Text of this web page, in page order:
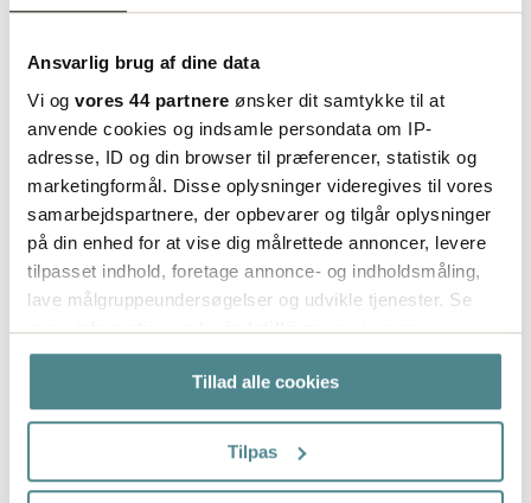
Ansvarlig brug af dine data
Vi og vores 44 partnere ønsker dit samtykke til at
anvende cookies og indsamle persondata om IP-
adresse, ID og din browser til præferencer, statistik og
marketingformål. Disse oplysninger videregives til vores
samarbejdspartnere, der opbevarer og tilgår oplysninger
på din enhed for at vise dig målrettede annoncer, levere
tilpasset indhold, foretage annonce- og indholdsmåling,
lave målgruppeundersøgelser og udvikle tjenester. Se
mere information underindstillingerog i vores
persondatapolitik. Du kan altid trække dit samtykke
tilbage eller ændre indstillinger fra vores
"Cookiedeklaration", eller ved at trykke på "Privacy
Hvis du tillader det, vil vi også gerne:
Tillad alle cookies
Tilpas
Nefab Expak P Lock/Botten
1180x780mm
Træemballage Nefab ExPak P er
en krydsfineremballage til
transportere skrøbelige og
værdifulde produkter over hele
verden. ExPak P opfylder
internationale fytosanitære regler
for krydsfiner emballage. Kan også
konstrueres og certificeres til
består af tre dele: låg, bund og en
sammenklappelig ramme.
Produktet får sin styrke fra
fra 229.00 kr/st